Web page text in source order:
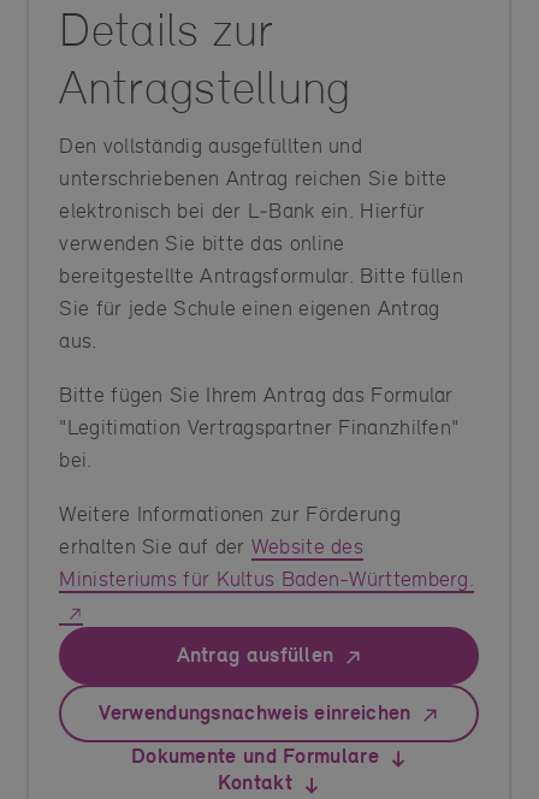
Details zur
Antragstellung
Den vollständig ausgefüllten und
unterschriebenen Antrag reichen Sie bitte
elektronisch bei der L‑Bank ein. Hierfür
verwenden Sie bitte das online
bereitgestellte Antragsformular. Bitte füllen
Sie für jede Schule einen eigenen Antrag
aus.
Bitte fügen Sie Ihrem Antrag das Formular
"Legitimation Vertragspartner Finanzhilfen"
bei.
Weitere Informationen zur Förderung
erhalten Sie auf der Website des
Ministeriums für Kultus Baden-Württemberg.
Antrag ausfüllen
Verwendungsnachweis einreichen
Dokumente und Formulare
Kontakt